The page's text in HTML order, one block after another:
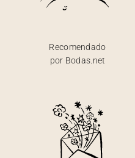
Recomendado
por Bodas.net